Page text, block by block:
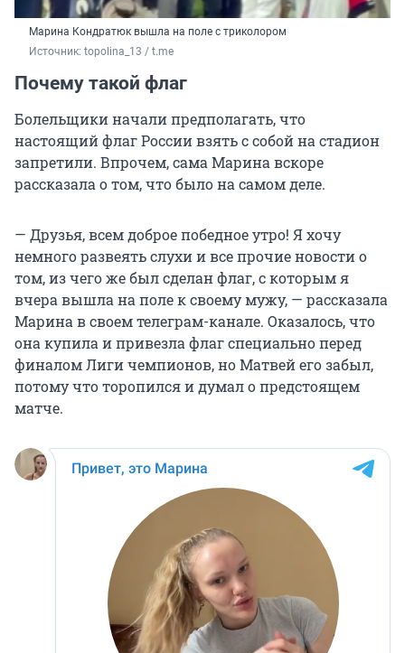
Марина Кондратюк вышла на поле с триколором
Источник: topolina_13 / t.me
Почему такой флаг
Болельщики начали предполагать, что
настоящий флаг России взять с собой на стадион
запретили. Впрочем, сама Марина вскоре
рассказала о том, что было на самом деле.
— Друзья, всем доброе победное утро! Я хочу
немного развеять слухи и все прочие новости о
том, из чего же был сделан флаг, с которым я
вчера вышла на поле к своему мужу, — рассказала
Марина в своем телеграм-канале. Оказалось, что
она купила и привезла флаг специально перед
финалом Лиги чемпионов, но Матвей его забыл,
потому что торопился и думал о предстоящем
матче.